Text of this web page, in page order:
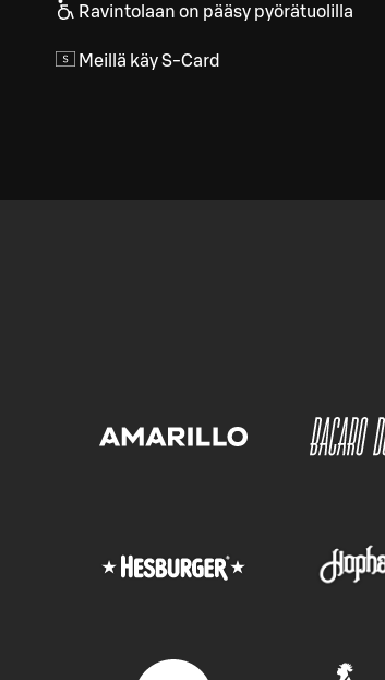
Ravintolaan on pääsy pyörätuolilla
Meillä käy S-Card